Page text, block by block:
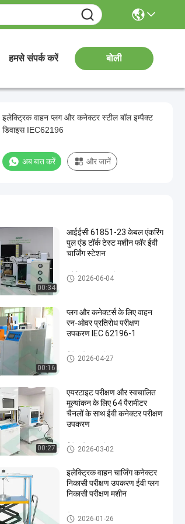
हमसे संपर्क करें बोली
इलेक्ट्रिक वाहन प्लग और कनेक्टर स्टील बॉल इम्पैक्ट
डिवाइस IEC62196
अब बात करें और जानें
00:34
आईईसी 61851-23 केबल एंकरिंग
पुल एंड टॉर्क टेस्ट मशीन फॉर ईवी
चार्जिंग स्टेशन
इलेक्ट्रिक वाहन परीक्षण उपकरण
2026-06-04
00:16
प्लग और कनेक्टर्स के लिए वाहन
रन-ओवर प्रतिरोध परीक्षण
उपकरण IEC 62196-1
ईवी कनेक्टर परीक्षण उपकरण
2026-04-27
00:27
एयरटाइट परीक्षण और स्वचालित
मूल्यांकन के लिए 64 पैरामीटर
चैनलों के साथ ईवी कनेक्टर परीक्षण
उपकरण
ईवी कनेक्टर परीक्षण उपकरण
2026-03-02
इलेक्ट्रिक वाहन चार्जिंग कनेक्टर
निकासी परीक्षण उपकरण ईवी प्लग
निकासी परीक्षण मशीन
ईवी कनेक्टर परीक्षण उपकरण
2026-01-26